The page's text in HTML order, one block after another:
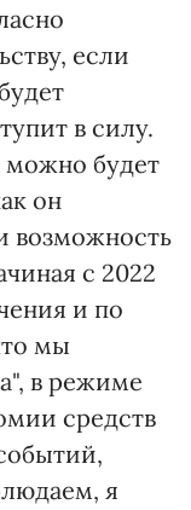
если
в силу.
будет
он
возможность
с 2022
и по
мы
в режиме
средств
я